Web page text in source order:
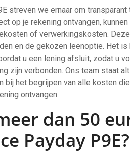
streven we ernaar om
op je rekening ontvangen,
of verwerkingskosten.
en de gekozen leenoptie. Het is
u een lening afsluit, zodat u
zijn verbonden. Ons team staat
bij het begrijpen van alle kosten
ontvangen.
dan 50
Payday P9E?